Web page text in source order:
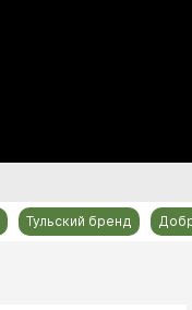
Тульский бренд